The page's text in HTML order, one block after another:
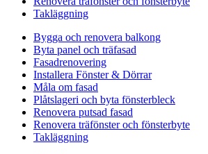
Takläggning
Bygga och renovera balkong
Byta panel och träfasad
Fasadrenovering
Installera Fönster & Dörrar
Måla om fasad
Plåtslageri och byta fönsterbleck
Renovera putsad fasad
Renovera träfönster och fönsterbyte
Takläggning